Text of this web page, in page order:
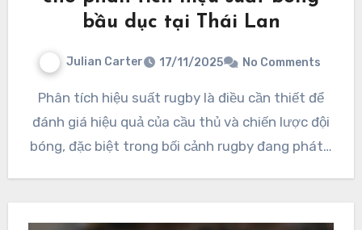
bầu dục tại Thái Lan
Julian Carter 17/11/2025 No Comments
Phân tích hiệu suất rugby là điều cần thiết để
đánh giá hiệu quả của cầu thủ và chiến lược đội
bóng, đặc biệt trong bối cảnh rugby đang phát…